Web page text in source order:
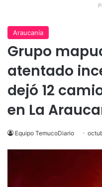
Araucanía
Grupo
atentado
dejó 12
en La
Equipo TemucoDiario